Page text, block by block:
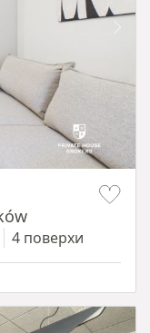
4 поверхи